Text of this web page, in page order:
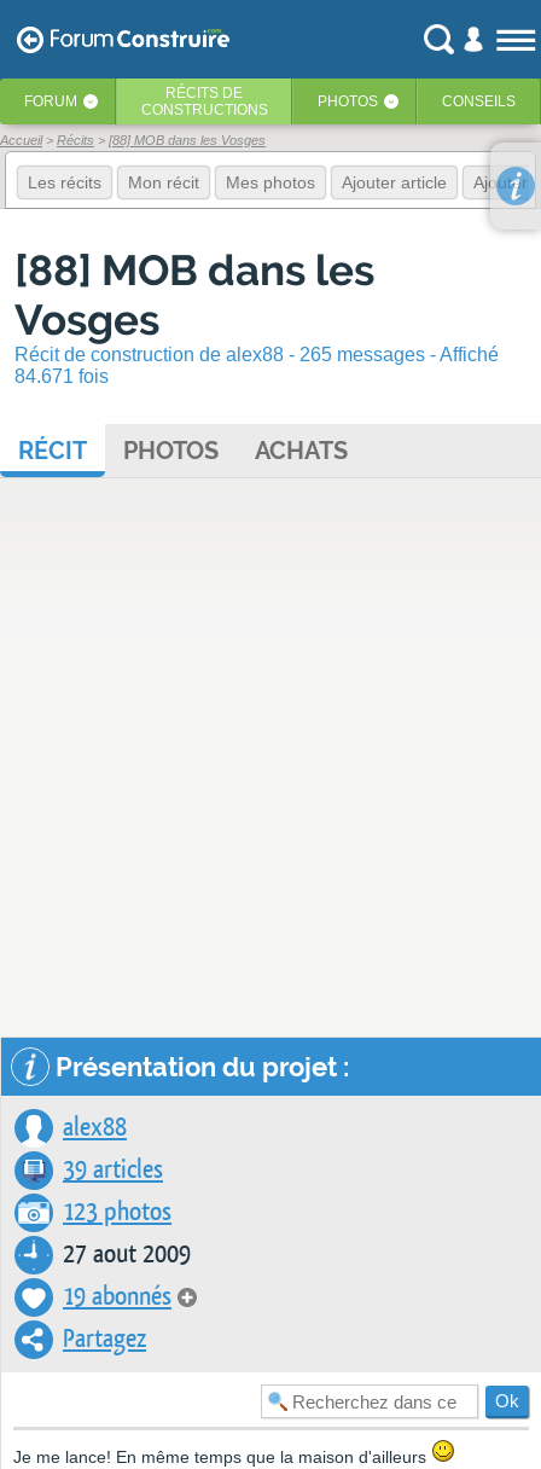
FORUM ‹ RÉCITS DE
CONSTRUCTIONS
PHOTOS ‹ CONSEILS
Accueil Récits [88] MOB dans les Vosges
Les récits Mon récit Mes photos Ajouter article Ajouter
[88] MOB dans les
Vosges
Récit de construction de alex88 - 265 messages - Affiché
84.671 fois
RÉCIT PHOTOS ACHATS
Présentation du projet :
alex88
39 articles
123 photos
27 aout 2009
19 abonnés
Partagez
Je me lance! En même temps que la maison d'ailleurs